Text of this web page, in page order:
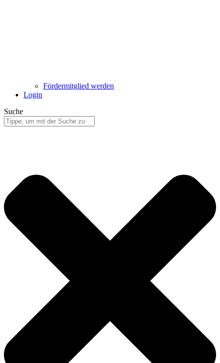
Fördermitglied werden
Login
Suche